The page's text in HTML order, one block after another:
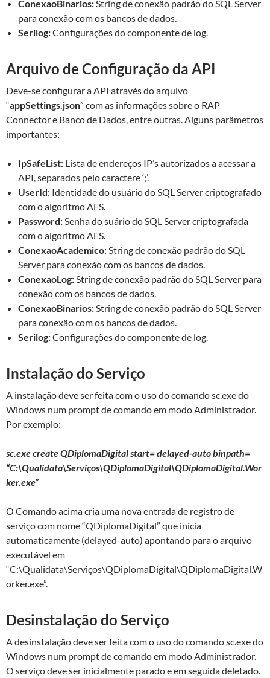
ConexaoBinarios:String de conexão padrão do SQL Server
para conexão com os bancos de dados.
Serilog:Configurações do componente de log.
Arquivo de Configuração da API
Deve-se configurar a API através do arquivo
“appSettings.json” com as informações sobre o RAP
Connector e Banco de Dados, entre outras. Alguns parâmetros
importantes:
IpSafeList: Lista de endereços IP’s autorizados a acessar a
API, separados pelo caractere ‘;’.
UserId: Identidade do usuário do SQL Server criptografado
com o algoritmo AES.
Password:Senha do suário do SQL Server criptografada
com o algoritmo AES.
ConexaoAcademico:String de conexão padrão do SQL
Server para conexão com os bancos de dados.
ConexaoLog:String de conexão padrão do SQL Server para
conexão com os bancos de dados.
ConexaoBinarios:String de conexão padrão do SQL Server
para conexão com os bancos de dados.
Serilog:Configurações do componente de log.
Instalação do Serviço
A instalação deve ser feita com o uso do comando sc.exe do
Windows num prompt de comando em modo Administrador.
Por exemplo:
sc.exe create QDiplomaDigital start= delayed-auto binpath=
“C:\Qualidata\Serviços\QDiplomaDigital\QDiplomaDigital.Wor
ker.exe”
O Comando acima cria uma nova entrada de registro de
serviço com nome “QDiplomaDigital” que inicia
automaticamente (delayed-auto) apontando para o arquivo
executável em
“C:\Qualidata\Serviços\QDiplomaDigital\QDiplomaDigital.W
orker.exe”.
Desinstalação do Serviço
A desinstalação deve ser feita com o uso do comando sc.exe do
Windows num prompt de comando em modo Administrador.
O serviço deve ser inicialmente parado e em seguida deletado.